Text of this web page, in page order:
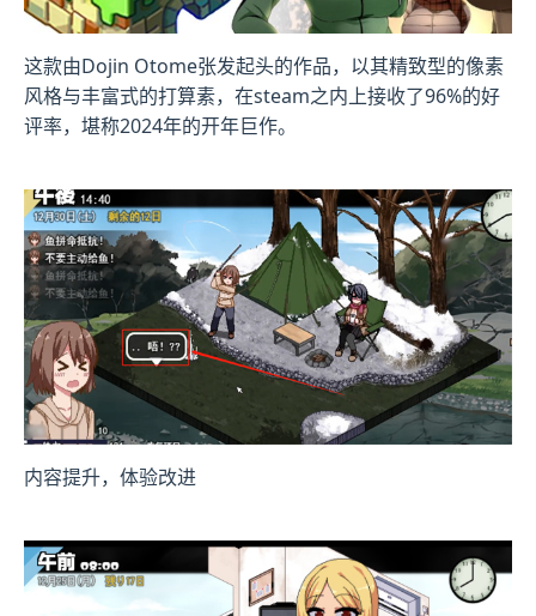
这款由Dojin Otome张发起头的作品，以其精致型的像素
风格与丰富式的打算素，在steam之内上接收了​​96%的好
评率​​，堪称2024年的开年巨作。
内容提升，体验改进